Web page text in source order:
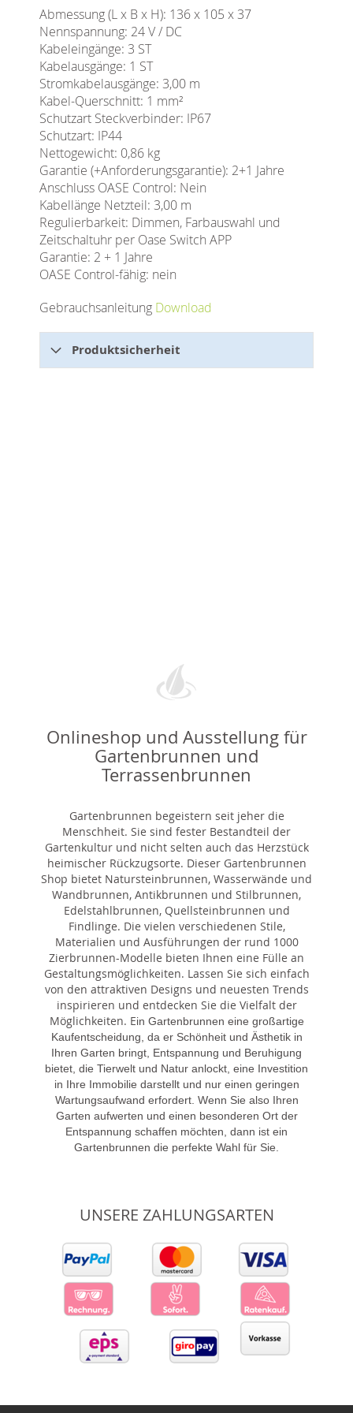
Abmessung (L x B x H): 136 x 105 x 37
Nennspannung: 24 V / DC
Kabeleingänge: 3 ST
Kabelausgänge: 1 ST
Stromkabelausgänge: 3,00 m
Kabel-Querschnitt: 1 mm²
Schutzart Steckverbinder: IP67
Schutzart: IP44
Nettogewicht: 0,86 kg
Garantie (+Anforderungsgarantie): 2+1 Jahre
Anschluss OASE Control: Nein
Kabellänge Netzteil: 3,00 m
Regulierbarkeit: Dimmen, Farbauswahl und
Zeitschaltuhr per Oase Switch APP
Garantie: 2 + 1 Jahre
OASE Control-fähig: nein
Gebrauchsanleitung Download
Produktsicherheit
Onlineshop und Ausstellung für
Gartenbrunnen und
Terrassenbrunnen
Gartenbrunnen begeistern seit jeher die
Menschheit. Sie sind fester Bestandteil der
Gartenkultur und nicht selten auch das Herzstück
heimischer Rückzugsorte. Dieser Gartenbrunnen
Shop bietet Natursteinbrunnen, Wasserwände und
Wandbrunnen, Antikbrunnen und Stilbrunnen,
Edelstahlbrunnen, Quellsteinbrunnen und
Findlinge. Die vielen verschiedenen Stile,
Materialien und Ausführungen der rund 1000
Zierbrunnen-Modelle bieten Ihnen eine Fülle an
Gestaltungsmöglichkeiten. Lassen Sie sich einfach
von den attraktiven Designs und neuesten Trends
inspirieren und entdecken Sie die Vielfalt der
Möglichkeiten. Ein Gartenbrunnen eine großartige
Kaufentscheidung, da er Schönheit und Ästhetik in
Ihren Garten bringt, Entspannung und Beruhigung
bietet, die Tierwelt und Natur anlockt, eine Investition
in Ihre Immobilie darstellt und nur einen geringen
Wartungsaufwand erfordert. Wenn Sie also Ihren
Garten aufwerten und einen besonderen Ort der
Entspannung schaffen möchten, dann ist ein
Gartenbrunnen die perfekte Wahl für Sie.
UNSERE ZAHLUNGSARTEN